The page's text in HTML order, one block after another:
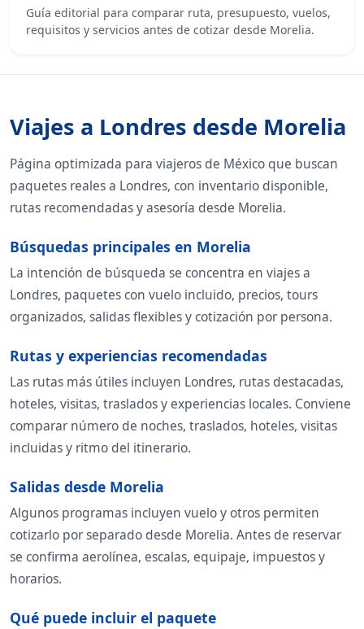
Guía editorial para comparar ruta, presupuesto, vuelos,
requisitos y servicios antes de cotizar desde Morelia.
Viajes a Londres desde Morelia
Página optimizada para viajeros de México que buscan
paquetes reales a Londres, con inventario disponible,
rutas recomendadas y asesoría desde Morelia.
Búsquedas principales en Morelia
La intención de búsqueda se concentra en viajes a
Londres, paquetes con vuelo incluido, precios, tours
organizados, salidas flexibles y cotización por persona.
Rutas y experiencias recomendadas
Las rutas más útiles incluyen Londres, rutas destacadas,
hoteles, visitas, traslados y experiencias locales. Conviene
comparar número de noches, traslados, hoteles, visitas
incluidas y ritmo del itinerario.
Salidas desde Morelia
Algunos programas incluyen vuelo y otros permiten
cotizarlo por separado desde Morelia. Antes de reservar
se confirma aerolínea, escalas, equipaje, impuestos y
horarios.
Qué puede incluir el paquete